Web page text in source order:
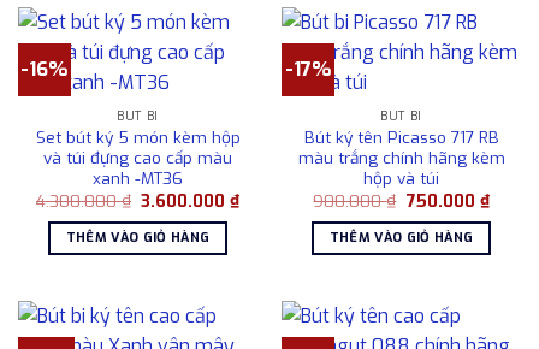
-16%
BÚT BI
Set bút ký 5 món kèm hộp
và túi đựng cao cấp màu
xanh -MT36
4.300.000₫ Giá
là:
4.300.000 ₫.
3.600.000₫Giá
hiện
3.600.000 ₫.
THÊM VÀO GIỎ HÀNG
-17%
BÚT BI
Bút ký tên Picasso 717 RB
màu trắng chính hãng kèm
hộp và túi
900.000₫ Giá
là:
900.000 ₫.
750.000 ₫Giá
hiện
tại
THÊM VÀO GIỎ HÀNG